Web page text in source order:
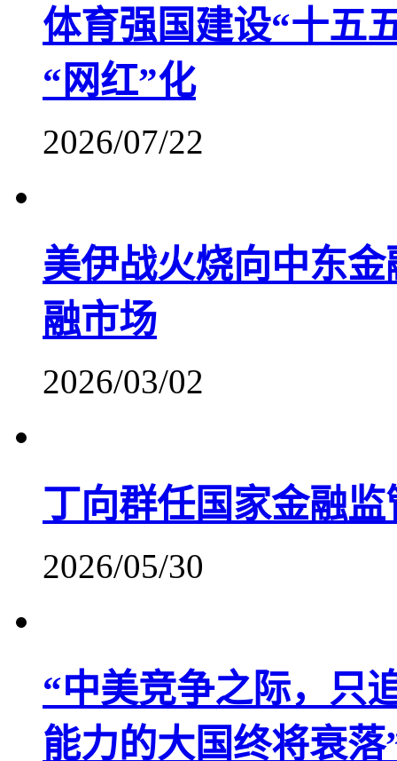
体育强国建设“十五
“网红”化
2026/07/22
美伊战火烧向中东
融市场
2026/03/02
丁向群任国家金融
2026/05/30
“中美竞争之际，只
能力的大国终将衰落